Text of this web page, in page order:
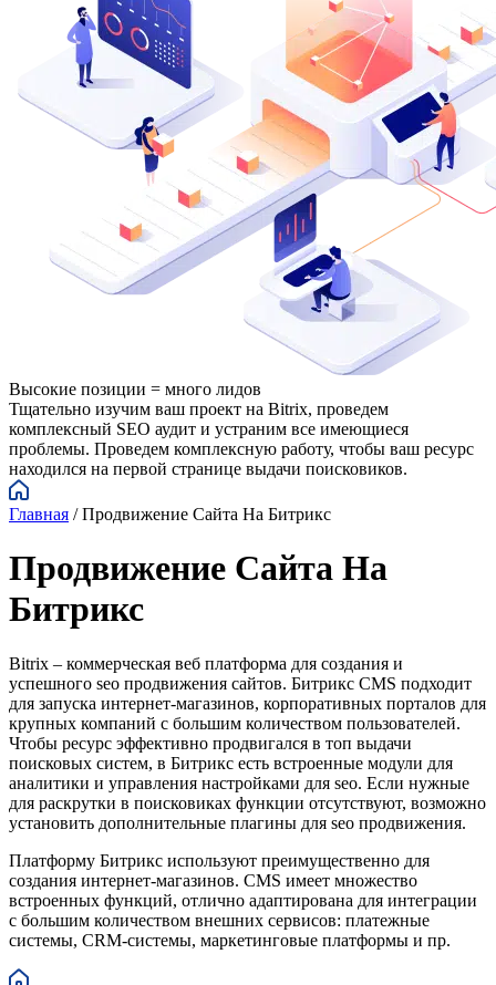
Высокие позиции = много лидов
Тщательно изучим ваш проект на Bitrix, проведем
комплексный SEO аудит и устраним все имеющиеся
проблемы. Проведем комплексную работу, чтобы ваш ресурс
находился на первой странице выдачи поисковиков.
Главная / Продвижение Сайта На Битрикс
Продвижение Сайта На
Битрикс
Bitrix – коммерческая веб платформа для создания и
успешного seo продвижения сайтов. Битрикс CMS подходит
для запуска интернет-магазинов, корпоративных порталов для
крупных компаний с большим количеством пользователей.
Чтобы ресурс эффективно продвигался в топ выдачи
поисковых систем, в Битрикс есть встроенные модули для
аналитики и управления настройками для seo. Если нужные
для раскрутки в поисковиках функции отсутствуют, возможно
установить дополнительные плагины для seo продвижения.
Платформу Битрикс используют преимущественно для
создания интернет-магазинов. CMS имеет множество
встроенных функций, отлично адаптирована для интеграции
с большим количеством внешних сервисов: платежные
системы, CRM-системы, маркетинговые платформы и пр.